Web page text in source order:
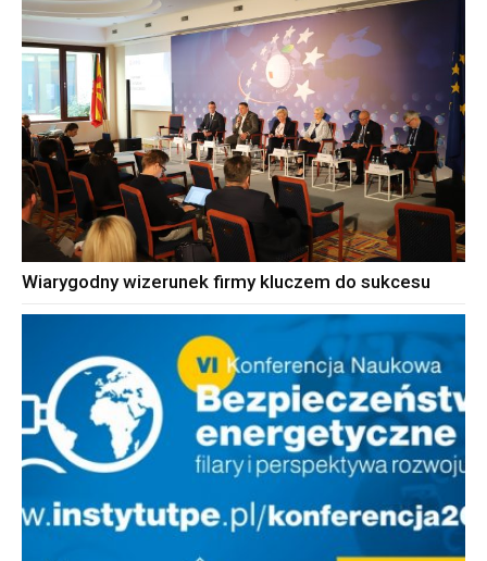
Wiarygodny wizerunek firmy kluczem do sukcesu